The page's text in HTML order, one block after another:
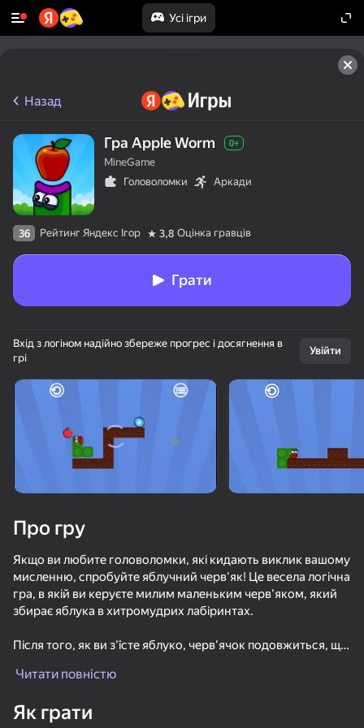
Усі ігри
Поверніть пристрій
Гра працює тільки в горизонтальній
орієнтації
Ускользни от Лазера
Назад
Гра Apple Worm 0+
MineGame
Головоломки
Аркади
36 Рейтинг Яндекс Ігор 3,8 Оцінка гравців
Грати
Вхід з логіном надійно збереже прогрес і досягнення в
грі
Увійти
Про гру
Якщо ви любите головоломки, які кидають виклик вашому
мисленню, спробуйте яблучний черв'як! Це весела логічна
гра, в якій ви керуєте милим маленьким черв'яком, який
збирає яблука в хитромудрих лабіринтах.
Після того, як ви з'їсте яблуко, черв'ячок подовжиться, що
ускладнити завдання. Ретельно плануйте кожен крок,
користь.
Читати повністю
Як грати